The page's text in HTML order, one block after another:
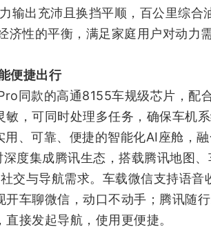
输出充沛且换挡平顺，百公里综
济性的平衡，满足家庭用户对动力
便捷出行
同款的高通8155车规级芯片，配
，可同时处理多任务，确保车机系
、可靠、便捷的智能化AI座舱，融
度集成腾讯生态，搭载腾讯地图
交与导航需求。车载微信支持语音
开车聊微信，动口不动手；腾讯随
接发起导航，使用更便捷。